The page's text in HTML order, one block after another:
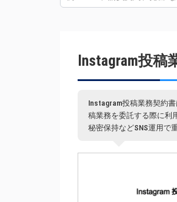
Instagram投稿
Instagram投稿業務契約
稿業務を委託する際に利
秘密保持などSNS運用で